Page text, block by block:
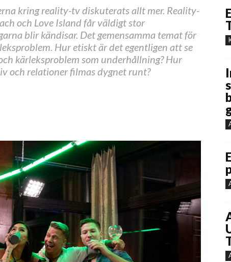
kring reality-tv diskuterats allt mer. Reality-
och Love Island får väldigt stor
blir kändisar. Det gemensamma temat för
Hur etiskt är det egentligen att se
kärleksproblem som underhållning? Hur
och relationer filmas dygnet runt?